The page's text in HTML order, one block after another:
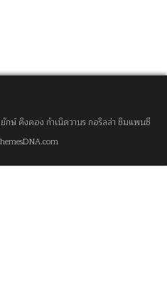
กษ์ คิงคอง กำเนิดวานร กอริลล่า ชิมแพนซี